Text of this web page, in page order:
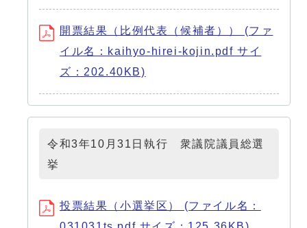
開票結果（比例代表（候補者）） (ファ
イル名：kaihyo-hirei-kojin.pdf サイ
ズ：202.40KB)
令和3年10月31日執行 衆議院議員総選
挙
投票結果（小選挙区） (ファイル名：